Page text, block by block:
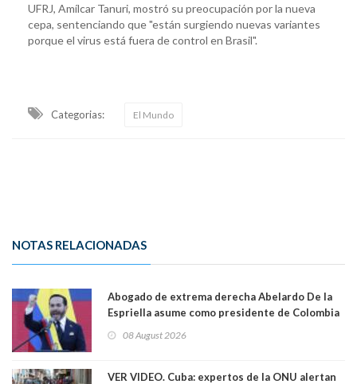
UFRJ, Amílcar Tanuri, mostró su preocupación por la nueva
cepa, sentenciando que "están surgiendo nuevas variantes
porque el virus está fuera de control en Brasil".
Categorias: El Mundo
NOTAS RELACIONADAS
Abogado de extrema derecha Abelardo De la
Espriella asume como presidente de Colombia
08 August 2026
VER VIDEO. Cuba: expertos de la ONU alertan